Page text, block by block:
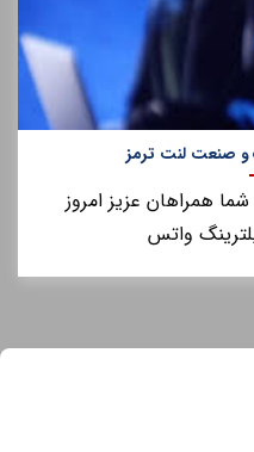
صنعت لنت ترمز
همراهان عزیز امروز
واتس